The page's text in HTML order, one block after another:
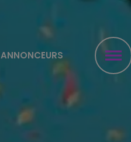
ANNONCEURS